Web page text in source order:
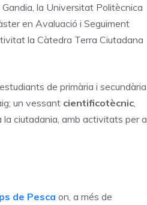
la Universitat Politècnica
en Avaluació i Seguiment
la Càtedra Terra Ciutadana
estudiants de primària i secundària
un vessant cientificotècnic
ciutadania, amb activitats per a
de Pesca on, a més de